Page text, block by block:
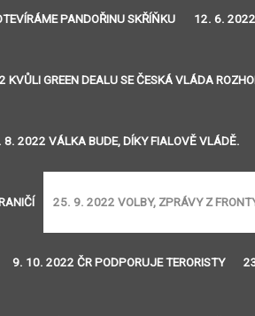
PANDOŘINU SKŘÍŇKU 12. 6. 2022
GREEN DEALU SE ČESKÁ VLÁDA
8. 2022 VÁLKA BUDE, DÍKY FIALOVĚ VLÁDĚ.
25. 9. 2022 VOLBY, ZPRÁVY Z
9. 10. 2022 ČR PODPORUJE TERORISTY